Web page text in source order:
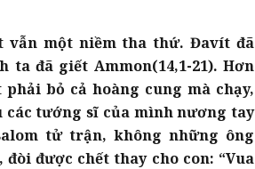
vẫn một niềm tha thứ. Đavít đã
đã giết Ammon(14,1-21). Hơn
bỏ cả hoàng cung mà chạy,
các tướng sĩ của mình nương tay
tử trận, không những ông
được chết thay cho con: “Vua